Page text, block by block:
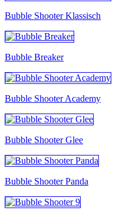
Bubble Shooter Klassisch
Bubble Breaker
Bubble Shooter Academy
Bubble Shooter Glee
Bubble Shooter Panda